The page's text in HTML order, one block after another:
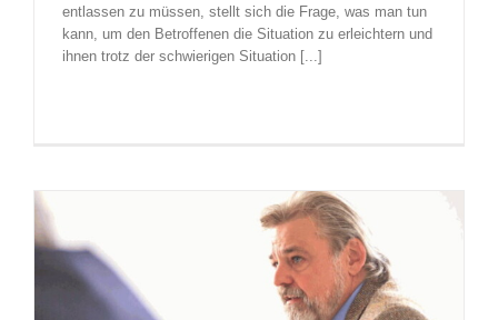
entlassen zu müssen, stellt sich die Frage, was man tun
kann, um den Betroffenen die Situation zu erleichtern und
ihnen trotz der schwierigen Situation [...]